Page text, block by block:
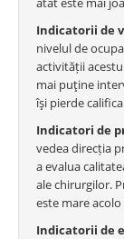
Indicatorii de
nivelul de
activității
mai puţine
îşi pierde
Indicatori de
vedea direcția
a evalua
ale chirurgilor.
este mare
Indicatorii de